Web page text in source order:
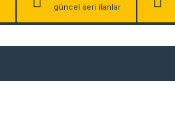
güncel seri ilanlar